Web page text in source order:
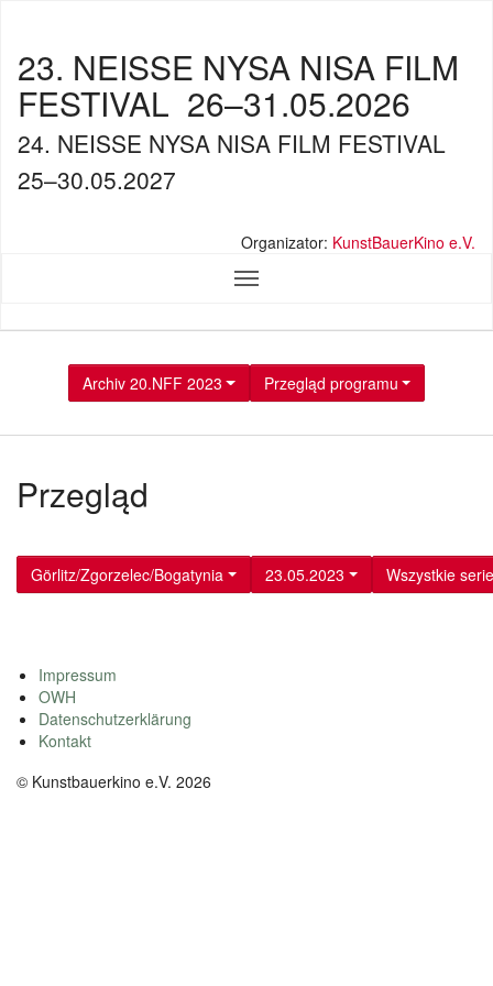
23. NEISSE NYSA NISA FILM
FESTIVAL 26–31.05.2026
24. NEISSE NYSA NISA FILM FESTIVAL
25–30.05.2027
Organizator: KunstBauerKino e.V.
Archiv 20.NFF 2023 Przegląd programu
Przegląd
Görlitz/Zgorzelec/Bogatynia 23.05.2023 Wszystkie
Impressum
OWH
Datenschutzerklärung
Kontakt
© Kunstbauerkino e.V. 2026